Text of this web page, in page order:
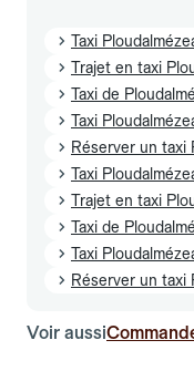
Taxi
Trajet en taxi
Taxi de
Taxi
Réserver un taxi
Taxi
Trajet en taxi
Taxi de
Taxi
Réserver un taxi
Voir aussi